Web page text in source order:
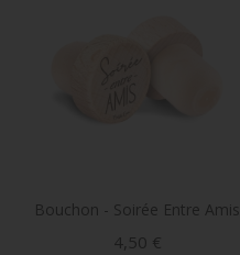
Bouchon - Soirée Entre Amis
Prix
4,50 €